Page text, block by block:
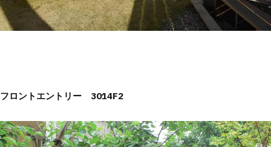
フロントエントリー 3014F2